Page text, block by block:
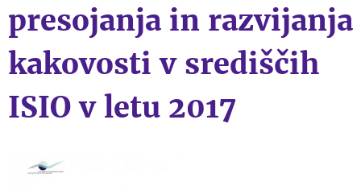
presojanja in razvijanja
kakovosti v središčih
ISIO v letu 2017